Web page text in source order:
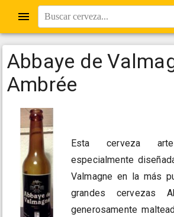
Buscar cerveza...
Abbaye de
Ambrée
Esta cerveza
especialmente
Valmagne en la más
grandes cervezas
generosamente